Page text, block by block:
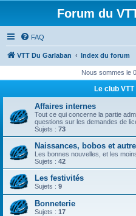
Forum du
FAQ
VTT Du Garlaban Index du forum
Nous sommes le
Le club
Affaires internes
Tout ce qui concerne la partie
questions sur les demandes de
Sujets : 73
Naissances, bobos et
Les bonnes nouvelles, et les
Sujets : 42
Les festivités
Sujets : 9
Bonneterie
Sujets : 17